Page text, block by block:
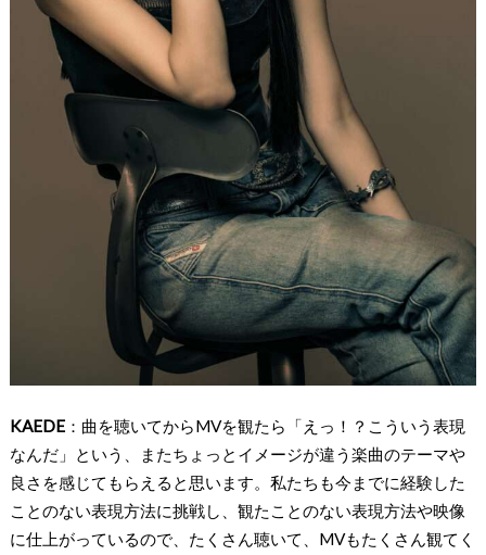
KAEDE：曲を聴いてからMVを観たら「えっ！？こういう表現
なんだ」という、またちょっとイメージが違う楽曲のテーマや
良さを感じてもらえると思います。私たちも今までに経験した
ことのない表現方法に挑戦し、観たことのない表現方法や映像
に仕上がっているので、たくさん聴いて、MVもたくさん観てく